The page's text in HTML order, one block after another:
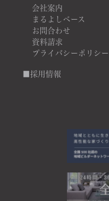
会社案内
まるよしベース
お問合わせ
資料請求
プライバシーポリシー
■採用情報